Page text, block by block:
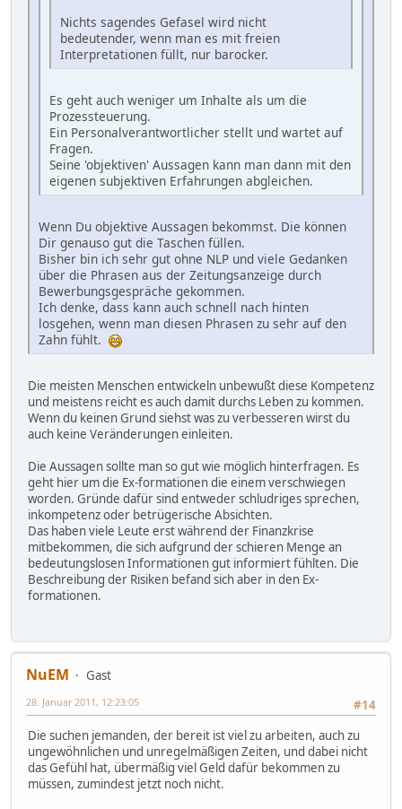
Nichts sagendes Gefasel wird nicht
bedeutender, wenn man es mit freien
Interpretationen füllt, nur barocker.
Es geht auch weniger um Inhalte als um die
Prozessteuerung.
Ein Personalverantwortlicher stellt und wartet auf
Fragen.
Seine 'objektiven' Aussagen kann man dann mit den
eigenen subjektiven Erfahrungen abgleichen.
Wenn Du objektive Aussagen bekommst. Die können
Dir genauso gut die Taschen füllen.
Bisher bin ich sehr gut ohne NLP und viele Gedanken
über die Phrasen aus der Zeitungsanzeige durch
Bewerbungsgespräche gekommen.
Ich denke, dass kann auch schnell nach hinten
losgehen, wenn man diesen Phrasen zu sehr auf den
Zahn fühlt.
Die meisten Menschen entwickeln unbewußt diese Kompetenz
und meistens reicht es auch damit durchs Leben zu kommen.
Wenn du keinen Grund siehst was zu verbesseren wirst du
auch keine Veränderungen einleiten.
Die Aussagen sollte man so gut wie möglich hinterfragen. Es
geht hier um die Ex-formationen die einem verschwiegen
worden. Gründe dafür sind entweder schludriges sprechen,
inkompetenz oder betrügerische Absichten.
Das haben viele Leute erst während der Finanzkrise
mitbekommen, die sich aufgrund der schieren Menge an
bedeutungslosen Informationen gut informiert fühlten. Die
Beschreibung der Risiken befand sich aber in den Ex-
formationen.
NuEM
Gast
#14
28. Januar 2011, 12:23:05
Die suchen jemanden, der bereit ist viel zu arbeiten, auch zu
ungewöhnlichen und unregelmäßigen Zeiten, und dabei nicht
das Gefühl hat, übermäßig viel Geld dafür bekommen zu
müssen, zumindest jetzt noch nicht.